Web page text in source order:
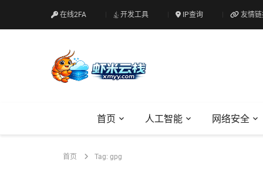
在线2FA 开发工具 IP查询 友情
首页 人工智能 网络安全
首页 Tag: gpg